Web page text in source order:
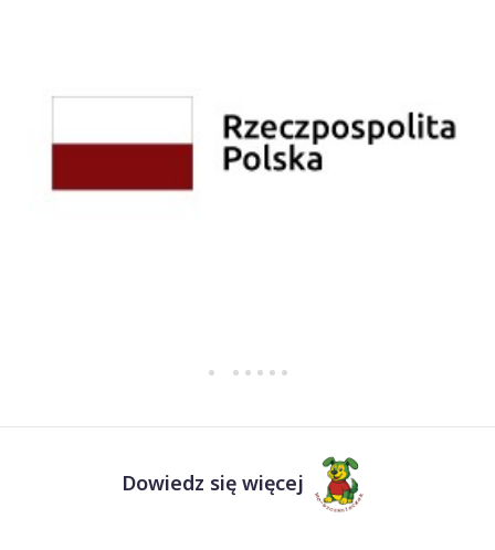
Dowiedz się więcej